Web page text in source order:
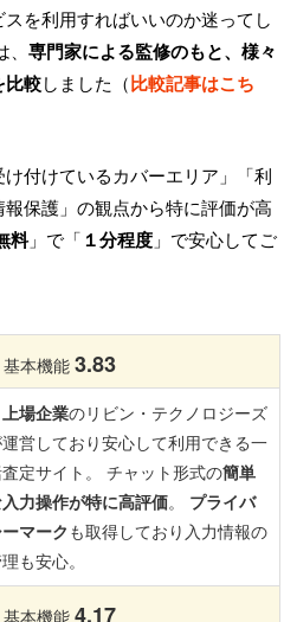
を利用すればいいのか迷ってし
専門家による監修のもと、様々
比較しました（比較記事はこち
付けているカバーエリア」「利
保護」の観点から特に評価が高
料」で「 １分程度 」で安心してご